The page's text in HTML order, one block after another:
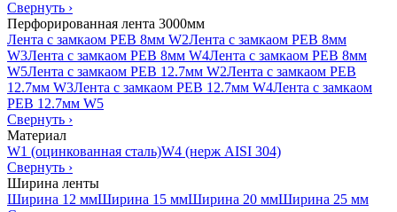
Свернуть ›
Перфорированная лента 3000мм
Лента с замкаом PEB 8мм W2Лента с замкаом PEB 8мм
W3Лента с замкаом PEB 8мм W4Лента с замкаом PEB 8мм
W5Лента с замкаом PEB 12.7мм W2Лента с замкаом PEB
12.7мм W3Лента с замкаом PEB 12.7мм W4Лента с замкаом
PEB 12.7мм W5
Свернуть ›
Материал
W1 (оцинкованная сталь)W4 (нерж AISI 304)
Свернуть ›
Ширина ленты
Ширина 12 ммШирина 15 ммШирина 20 ммШирина 25 мм